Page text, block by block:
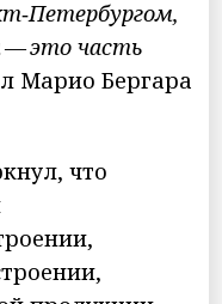
— это часть
Марио Бергара
что